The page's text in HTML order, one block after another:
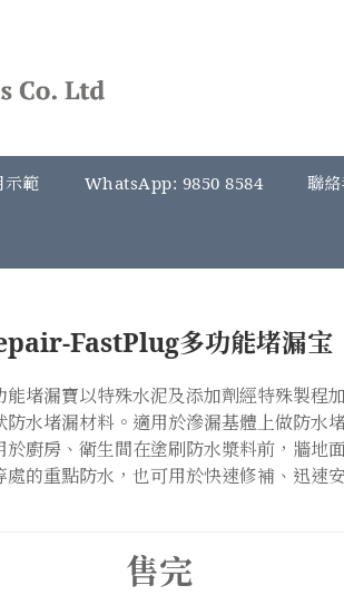
示範 WhatsApp: 9850 8584 聯
FastPlug多功能堵漏宝
能堵漏寶以特殊水泥及添加劑經特殊製程
防水堵漏材料。適用於滲漏基體上做防水堵
於廚房、衛生間在塗刷防水漿料前，牆地
處的重點防水，也可用於快速修補、迅速
售完